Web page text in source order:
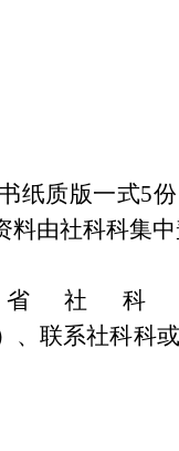
纸质版一式5
由社科科集中
社科
、联系社科科